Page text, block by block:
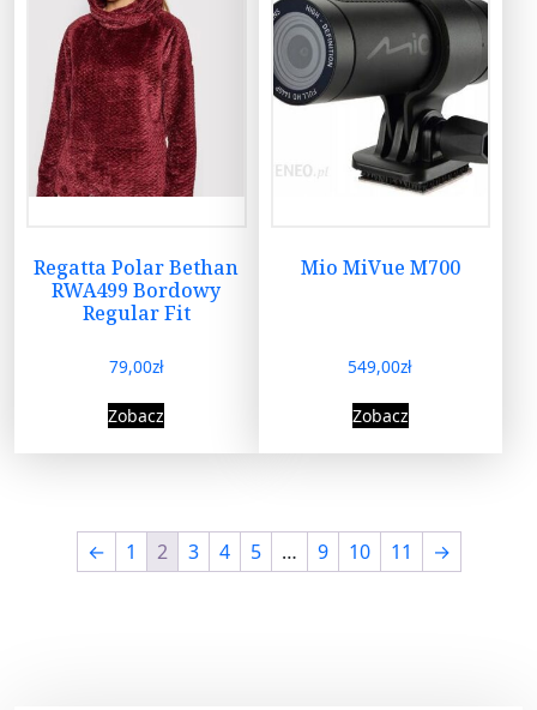
Regatta Polar Bethan
RWA499 Bordowy
Regular Fit
79,00zł
Zobacz
Mio MiVue M700
549,00zł
Zobacz
← 1 2 3 4 5 … 9 10 11 →